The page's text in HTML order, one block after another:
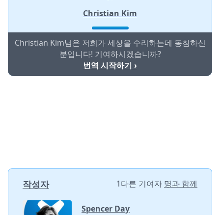
Christian Kim
Christian Kim님은 저희가 세상을 수리하는데 동참하신
분입니다! 기여하시겠습니까?
번역 시작하기 ›
작성자 1다른 기여자 명과 함께
Spencer Day